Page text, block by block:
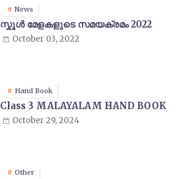
News
സ്കൂൾ മേളകളുടെ സമയക്രമം 2022
October 03, 2022
Hand Book
Class 3 MALAYALAM HAND BOOK
October 29, 2024
Other